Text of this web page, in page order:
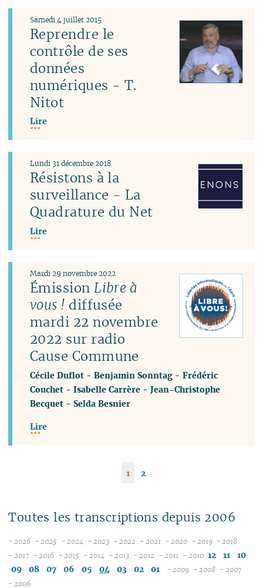
Reprendre le
contrôle de ses
données
numériques - T.
Nitot
Samedi 4 juillet 2015
Lire
Résistons à la
surveillance - La
Quadrature du Net
Lundi 31 décembre 2018
Lire
ÉmissionLibre à
vous ! diffusée
mardi 22 novembre
2022 sur radio
Cause Commune
Mardi 29 novembre 2022
Cécile Duflot -Benjamin Sonntag -Frédéric
Couchet -Isabelle Carrère -Jean-Christophe
Becquet -Selda Besnier
Lire
1 2
Toutes les transcriptions depuis 2006
- 2026
07
- 2025
11
- 2024
11
- 2023
11
- 2022 - 2021 - 2020 - 2019 - 2018
12
- 2017
12
- 2016
12
- 2015
12
- 2014 - 2013
12
- 2012 - 2011 - 2010 12 11
10
09
08 07 06 05 04 03 02 01 - 2009 - 2008 - 2007
- 2006